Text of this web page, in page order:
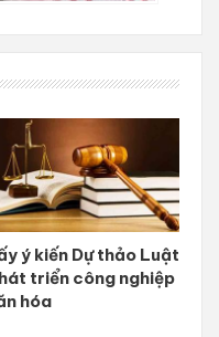
ý kiến Dự thảo Luật
triển công nghiệp
hóa